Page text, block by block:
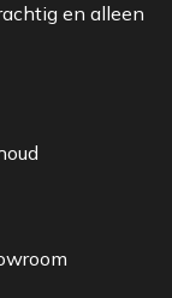
en alleen